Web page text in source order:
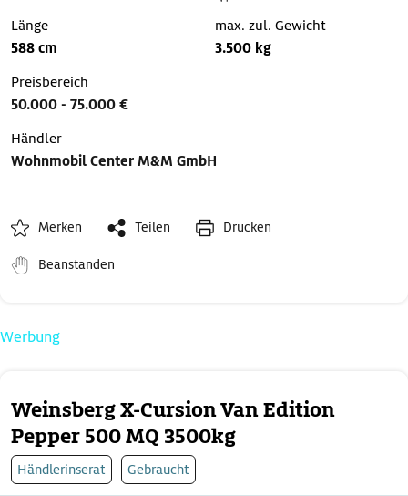
Weinsberg X-Cursion Van Edition
Pepper 500 MQ 3500kg
Händlerinserat Gebraucht
Länge
588 cm
max. zul. Gewicht
3.500 kg
Preisbereich
50.000 - 75.000 €
Händler
Wohnmobil Center M&M GmbH
Merken Teilen Drucken
Beanstanden
Werbung